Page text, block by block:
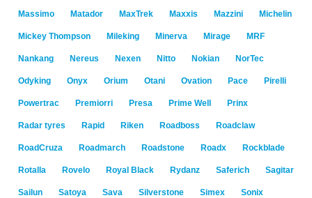
Massimo Matador MaxTrek Maxxis Mazzini Michelin
Mickey Thompson Mileking Minerva Mirage MRF
Nankang Nereus Nexen Nitto Nokian NorTec
Odyking Onyx Orium Otani Ovation Pace Pirelli
Powertrac Premiorri Presa Prime Well Prinx
Radar tyres Rapid Riken Roadboss Roadclaw
RoadCruza Roadmarch Roadstone Roadx Rockblade
Rotalla Rovelo Royal Black Rydanz Saferich Sagitar
Sailun Satoya Sava Silverstone Simex Sonix